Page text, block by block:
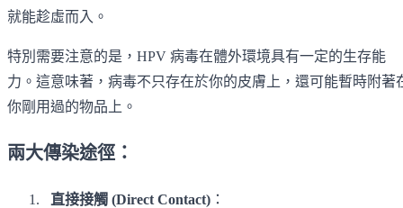
就能趁虛而入。
特別需要注意的是，HPV 病毒在體外環境具有一定的生存能
力。這意味著，病毒不只存在於你的皮膚上，還可能暫時附著
你剛用過的物品上。
兩大傳染途徑：
直接接觸 (Direct Contact) ：